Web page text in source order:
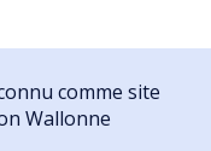
comme site
Wallonne